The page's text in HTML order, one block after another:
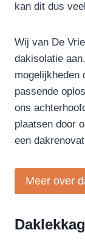
kan dit dus
Wij van De
dakisolatie
mogelijkheden
passende
ons
plaatsen door
een
Meer over